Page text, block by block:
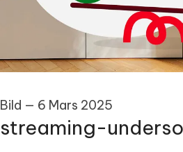
Bild — 6 Mars 2025
streaming-